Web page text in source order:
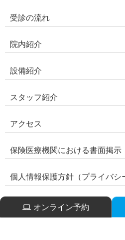
受診の流れ
院内紹介
設備紹介
スタッフ紹介
アクセス
保険医療機関における書面掲示
個人情報保護方針（プライバシ
オンライン予約